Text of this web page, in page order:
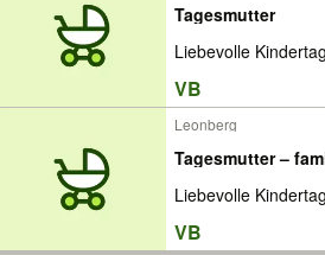
Tagesmutter
Liebevolle
VB
Leonberg
Tagesmutter –
Liebevolle
VB